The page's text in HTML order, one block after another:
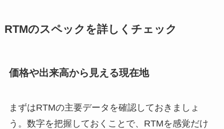
RTMのスペックを詳しくチェック
価格や出来高から見える現在地
まずはRTMの主要データを確認しておきましょ
う。数字を把握しておくことで、RTMを感覚だけ